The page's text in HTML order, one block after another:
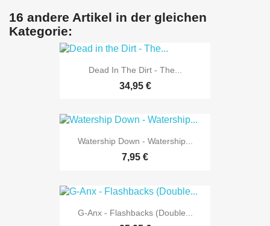
16 andere Artikel in der gleichen
Kategorie:
Dead In The Dirt - The...
34,95 €
Watership Down - Watership...
7,95 €
G-Anx - Flashbacks (Double...